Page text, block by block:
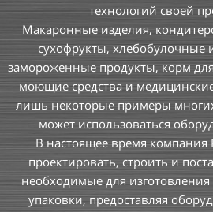
технологий своей
Макаронные изделия,
сухофрукты, хлебобулочные
замороженные продукты, корм
моющие средства и
лишь некоторые примеры
может использоваться
В настоящее время компания
проектировать, строить и
необходимые для
упаковки, предоставляя